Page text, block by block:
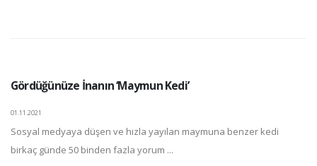
Gördüğünüze İnanın ‘Maymun Kedi’
01.11.2021
Sosyal medyaya düşen ve hızla yayılan maymuna benzer kedi
birkaç günde 50 binden fazla yorum ...